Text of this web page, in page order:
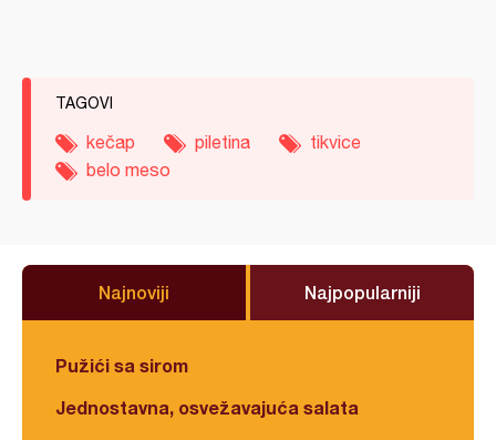
TAGOVI
kečap piletina
tikvice
belo meso
Najnoviji Najpopularniji
Pužići sa sirom
Jednostavna, osvežavajuća salata